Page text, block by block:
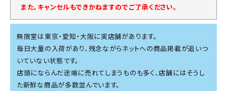
また、キャンセルもできかねますのでご了承ください。
無限堂は東京・愛知・大阪に実店舗があります。
毎日大量の入荷があり、残念ながらネットへの商品掲載が追いつ
いていない状態です。
店頭にならんだ途端に売れてしまうものも多く、店舗にはそうし
た新鮮な商品が多数並んでいます。